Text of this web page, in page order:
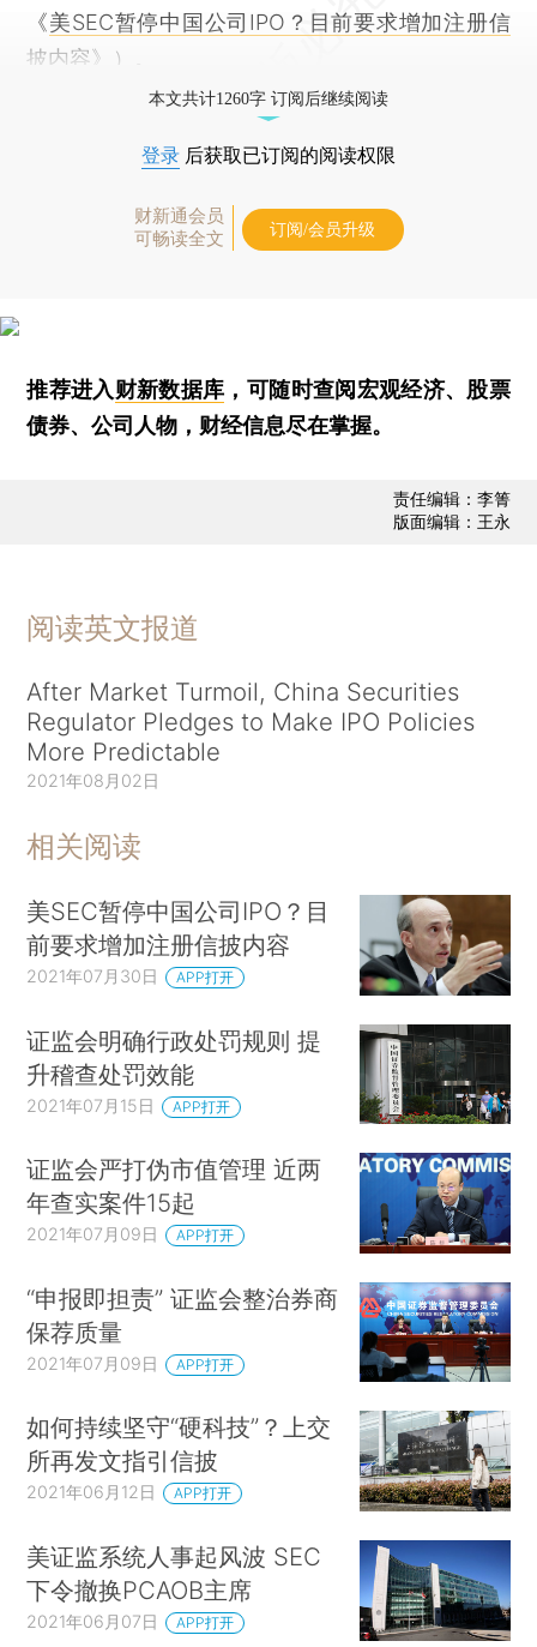
《美SEC暂停中国公司IPO？目前要求增加注册信
披内容》）。
本文共计1260字 订阅后继续阅读
登录 后获取已订阅的阅读权限
财新通会员
可畅读全文
订阅/会员升级
推荐进入财新数据库 ，可随时查阅宏观经济、股票
债券、公司人物，财经信息尽在掌握。
责任编辑：李箐
版面编辑：王永
阅读英文报道
After Market Turmoil, China Securities
Regulator Pledges to Make IPO Policies
More Predictable
2021年08月02日
相关阅读
美SEC暂停中国公司IPO？目
前要求增加注册信披内容
2021年07月30日 APP打开
证监会明确行政处罚规则 提
升稽查处罚效能
2021年07月15日 APP打开
证监会严打伪市值管理 近两
年查实案件15起
2021年07月09日 APP打开
“申报即担责” 证监会整治券商
保荐质量
2021年07月09日 APP打开
如何持续坚守“硬科技”？上交
所再发文指引信披
2021年06月12日 APP打开
美证监系统人事起风波 SEC
下令撤换PCAOB主席
2021年06月07日 APP打开